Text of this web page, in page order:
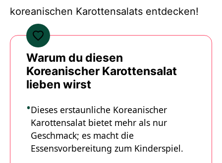
koreanischen Karottensalats entdecken!
Warum du diesen
Koreanischer Karottensalat
lieben wirst
Dieses erstaunliche Koreanischer
Karottensalat bietet mehr als nur
Geschmack; es macht die
Essensvorbereitung zum Kinderspiel.